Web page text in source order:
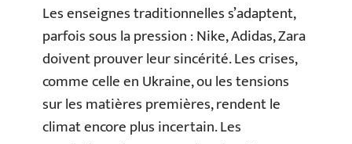
Les enseignes traditionnelles s’adaptent,
parfois sous la pression : Nike, Adidas, Zara
doivent prouver leur sincérité. Les crises,
comme celle en Ukraine, ou les tensions
sur les matières premières, rendent le
climat encore plus incertain. Les